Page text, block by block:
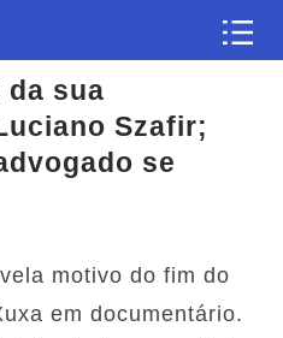
da sua
Szafir;
se
motivo do fim do
em documentário.